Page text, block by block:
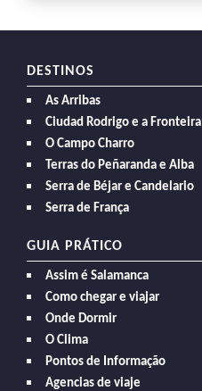
DESTINOS
As Arribas
Ciudad Rodrigo e a Fronteira
O Campo Charro
Terras do Peñaranda e Alba
Serra de Béjar e Candelario
Serra de França
GUIA PRÁTICO
Assim é Salamanca
Como chegar e viajar
Onde Dormir
O Clima
Pontos de Informação
Agencias de viaje